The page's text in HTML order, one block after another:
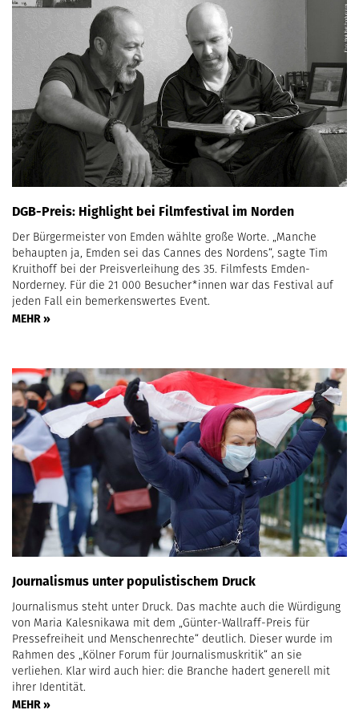
DGB-Preis: Highlight bei Filmfestival im Norden
Der Bürgermeister von Emden wählte große Worte. „Manche
behaupten ja, Emden sei das Cannes des Nordens“, sagte Tim
Kruithoff bei der Preisverleihung des 35. Filmfests Emden-
Norderney. Für die 21 000 Besucher*innen war das Festival auf
jeden Fall ein bemerkenswertes Event.
MEHR »
Journalismus unter populistischem Druck
Journalismus steht unter Druck. Das machte auch die Würdigung
von Maria Kalesnikawa mit dem „Günter-Wallraff-Preis für
Pressefreiheit und Menschenrechte“ deutlich. Dieser wurde im
Rahmen des „Kölner Forum für Journalismuskritik“ an sie
verliehen. Klar wird auch hier: die Branche hadert generell mit
ihrer Identität.
MEHR »